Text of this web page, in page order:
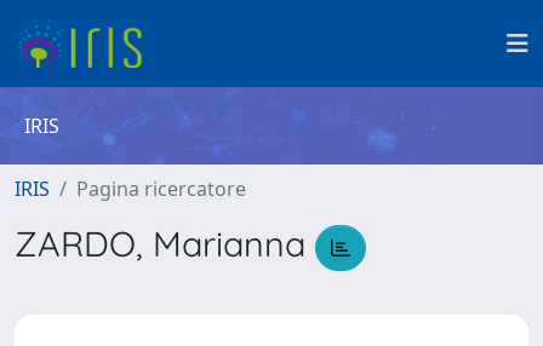
IRIS
IRIS Pagina ricercatore
ZARDO, Marianna